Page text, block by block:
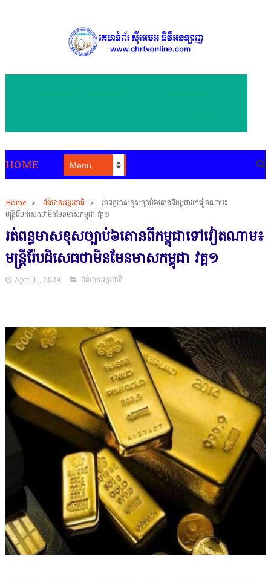
HOME
Home > ព័ត៌មានអន្តរជាតិ >
រត់ពន្ធមាសខុសច្បាប់៦តោនពីកម្ពុជាទៅវៀតណាម៖
មន្ដ្រីរ៉ែបដិសេធថាមិនមែនមាសកម្ពុជា វគ្គ១
រត់ពន្ធមាសខុសច្បាប់៦តោនពីកម្ពុជាទៅវៀតណាម៖
មន្ដ្រីរ៉ែបដិសេធថាមិនមែនមាសកម្ពុជា វគ្គ១
April 11, 2024 ព័ត៌មានអន្តរជាតិ